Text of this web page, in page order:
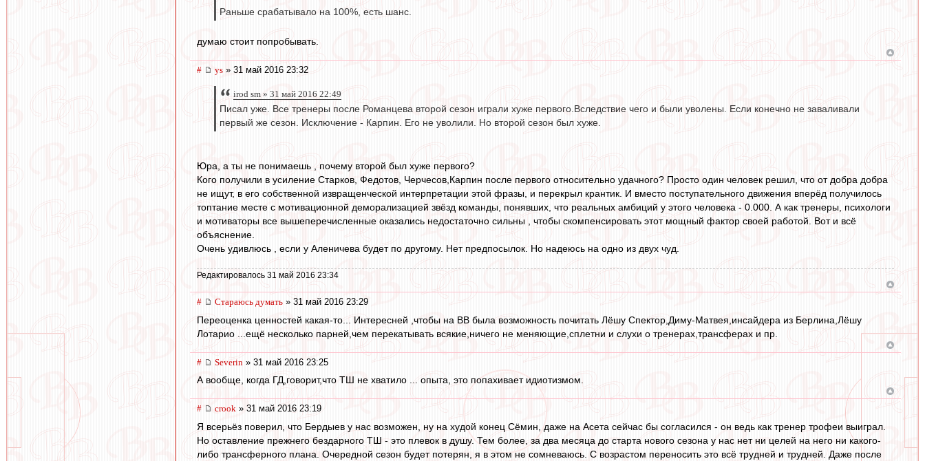
Раньше срабатывало на 100%, есть шанс.
думаю стоит попробывать.
# ys » 31 май 2016 23:32
irod sm » 31 май 2016 22:49
Писал уже. Все тренеры после Романцева второй сезон играли хуже первого.Вследствие чего и были уволены. Если конечно не заваливали
первый же сезон. Исключение - Карпин. Его не уволили. Но второй сезон был хуже.
Юра, а ты не понимаешь , почему второй был хуже первого?
Кого получили в усиление Старков, Федотов, Черчесов,Карпин после первого относительно удачного? Просто один человек решил, что от добра добра
не ищут, в его собственной извращенческой интерпретации этой фразы, и перекрыл крантик. И вместо поступательного движения вперёд получилось
топтание месте с мотивационной деморализацией звёзд команды, понявших, что реальных амбиций у этого человека - 0.000. А как тренеры, психологи
и мотиваторы все вышеперечисленные оказались недостаточно сильны , чтобы скомпенсировать этот мощный фактор своей работой. Вот и всё
объяснение.
Очень удивлюсь , если у Аленичевa будет по другому. Нет предпосылок. Но надеюсь на одно из двух чуд.
Редактировалось 31 май 2016 23:34
# Стараюсь думать » 31 май 2016 23:29
Переоценка ценностей какая-то... Интересней ,чтобы на ВВ была возможность почитать Лёшу Спектор,Диму-Матвея,инсайдера из Берлина,Лёшу
Лотарио ...ещё несколько парней,чем перекатывать всякие,ничего не меняющие,сплетни и слухи о тренерах,трансферах и пр.
# Severin » 31 май 2016 23:25
А вообще, когда ГД,говорит,что ТШ не хватило ... опыта, это попахивает идиотизмом.
# crook » 31 май 2016 23:19
Я всерьёз поверил, что Бердыев у нас возможен, ну на худой конец Сёмин, даже на Асета сейчас бы согласился - он ведь как тренер трофеи выиграл.
Но оставление прежнего бездарного ТШ - это плевок в душу. Тем более, за два месяца до старта нового сезона у нас нет ни целей на него ни какого-
либо трансферного плана. Очередной сезон будет потерян, я в этом не сомневаюсь. С возрастом переносить это всё трудней и трудней. Даже после